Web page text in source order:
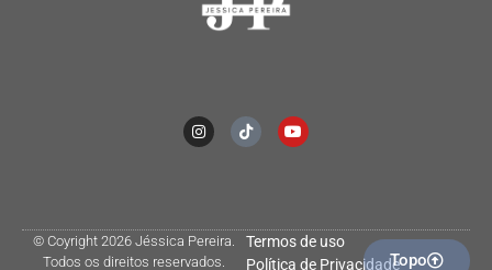
© Coyright 2026 Jéssica Pereira.
Todos os direitos reservados.
Termos de uso
Política de PrivacidadeTopo